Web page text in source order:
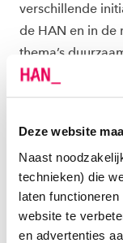
Deze website
Naast
technieken) die
laten
website te
en advertenties
verschillende
de HAN en in de
thema’s
we trots op!”
Delissen, lector
Frank Spuij en